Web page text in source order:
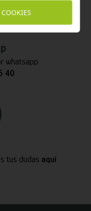
whatsapp
40
tus dudas aquí